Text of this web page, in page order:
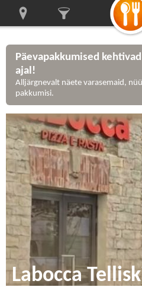
Päevapakkumised
ajal!
Alljärgnevalt näete varasemaid,
pakkumisi.
Labocca